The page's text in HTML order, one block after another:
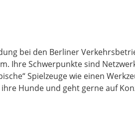
bei den Berliner
Ihre Schwerpunkte sind
Spielzeuge wie einen
Hunde und geht gerne auf